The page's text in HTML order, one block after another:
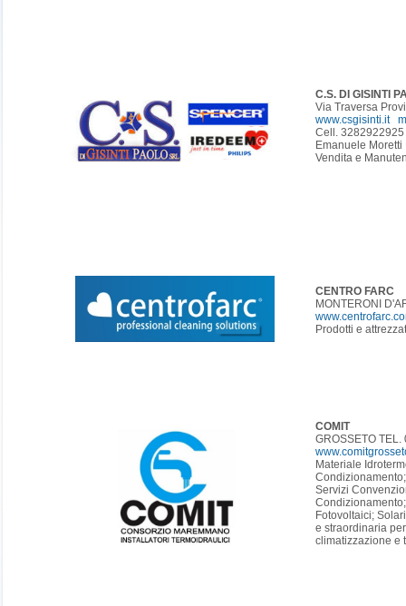
C.S. DI GISINTI
Via Traversa
www.csgisinti.it
Cell.
Emanuele
Vendita e
CENTRO FARC
MONTERONI
Prodotti e
COMIT
GROSSETO
Materiale
Servizi
Fotovoltaici;
e straordinaria
climatizzazione e